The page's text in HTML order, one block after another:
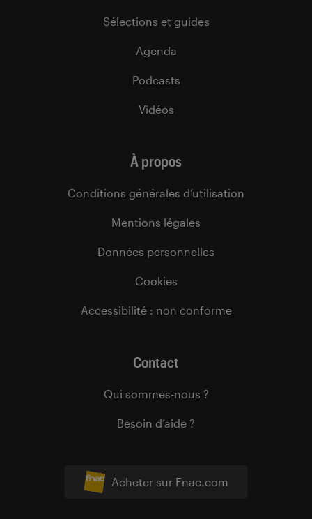
Acheter sur Fnac.com
Sélections et guides
Agenda
Podcasts
Vidéos
À propos
Conditions générales d’utilisation
Mentions légales
Données personnelles
Cookies
Accessibilité : non conforme
Contact
Qui sommes-nous ?
Besoin d’aide ?